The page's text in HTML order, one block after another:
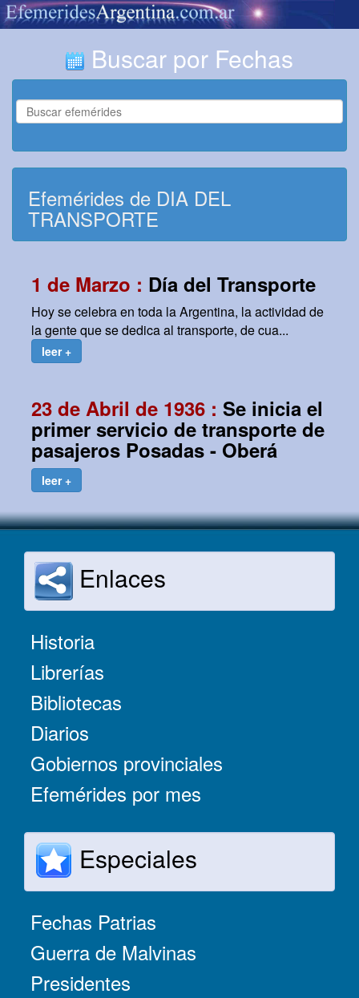
Buscar por Fechas
Efemérides de DIA DEL
TRANSPORTE
1 de Marzo : Día del Transporte
Hoy se celebra en toda la Argentina, la actividad de
la gente que se dedica al transporte, de cua...
leer +
23 de Abril de 1936 : Se inicia el
primer servicio de transporte de
pasajeros Posadas - Oberá
leer +
Enlaces
Historia
Librerías
Bibliotecas
Diarios
Gobiernos provinciales
Efemérides por mes
Especiales
Fechas Patrias
Guerra de Malvinas
Presidentes